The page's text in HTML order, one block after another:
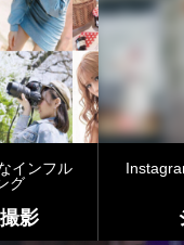
インフル
グ
影